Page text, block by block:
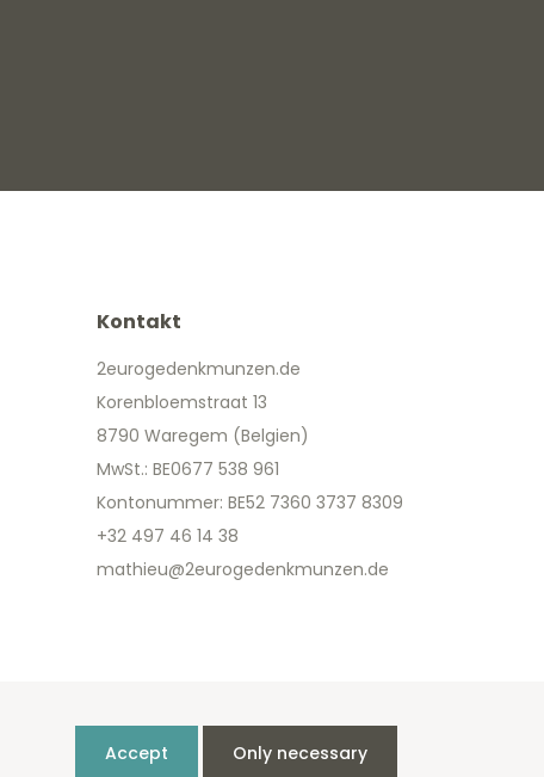
Kontakt
2eurogedenkmunzen.de
Korenbloemstraat 13
8790 Waregem (Belgien)
MwSt.: BE0677 538 961
Kontonummer: BE52 7360 3737 8309
+32 497 46 14 38
mathieu@2eurogedenkmunzen.de
Accept Only necessary